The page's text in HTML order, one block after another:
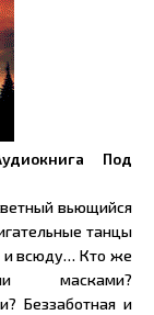
Под
вьющийся
танцы
и всюду… Кто же
масками?
Беззаботная и